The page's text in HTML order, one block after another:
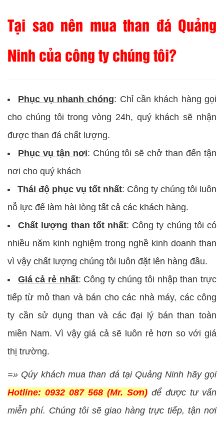
Tại sao nên mua than đá Quảng
Ninh của công ty chúng tôi?
Phục vụ nhanh chóng: Chỉ cần khách hàng gọi
cho chúng tôi trong vòng 24h, quý khách sẽ nhận
được than đá chất lượng.
Phục vụ tận nơi: Chúng tôi sẽ chở than đến tận
nơi cho quý khách
Thái độ phục vụ tốt nhất: Công ty chúng tôi luôn
nỗ lực để làm hài lòng tất cả các khách hàng.
Chất lượng than tốt nhất: Công ty chúng tôi có
nhiều năm kinh nghiệm trong nghề kinh doanh than
vì vậy chất lượng chúng tôi luôn đặt lên hàng đầu.
Giá cả rẻ nhất: Công ty chúng tôi nhập than trực
tiếp từ mỏ than và bán cho các nhà máy, các công
ty cần sử dụng than và các đại lý bán than toàn
miền Nam. Vì vậy giá cả sẽ luôn rẻ hơn so với giá
thị trường.
=» Qúy khách mua than đá tại Quảng Ninh hãy gọi
Hotline: 0932 087 568 (Mr. Sơn) để được tư vấn
miễn phí. Chúng tôi sẽ giao hàng trực tiếp, tận nơi